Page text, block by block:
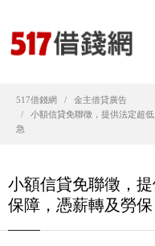
517借錢網
金主借貸廣告
小額信貸免聯徵，提供法定超
急
小額信貸免聯徵，
保障，憑薪轉及勞